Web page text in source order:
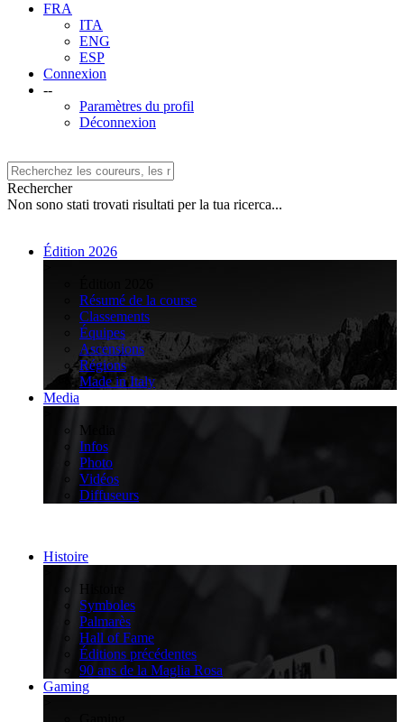
FRA
ITA
ENG
ESP
Connexion
--
Paramètres du profil
Déconnexion
Rechercher
Non sono stati trovati risultati per la tua ricerca...
Édition 2026
Résumé de la course
Classements
Équipes
Ascensions
Régions
Made in Italy
Media
Media
Infos
Photo
Vidéos
Diffuseurs
Histoire
Histoire
Symboles
Palmarès
Hall of Fame
Éditions précédentes
90 ans de la Maglia Rosa
Gaming